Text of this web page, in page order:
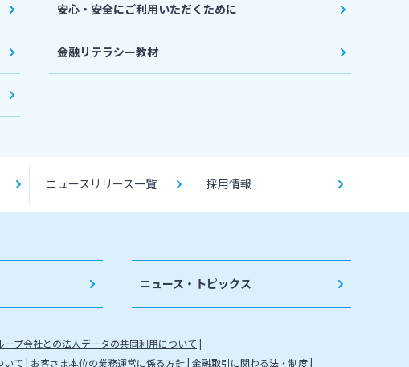
安心・安全にご利用いただくために
金融リテラシー教材
ニュースリリース一覧 採用情報
ニュース・トピックス
ープ会社との法人データの共同利用について
いて お客さま本位の業務運営に係る方針 金融取引に関わる法・制度